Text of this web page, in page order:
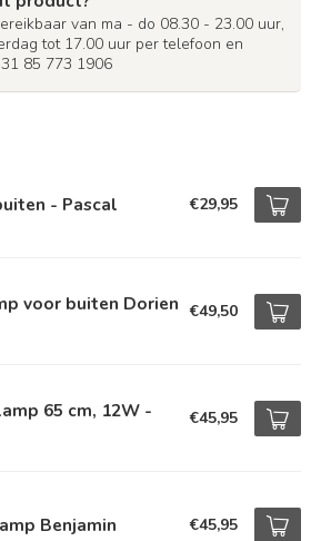
van ma - do 08.30 - 23.00 uur,
tot 17.00 uur per telefoon en
85 773 1906
- Pascal €29,95
voor buiten Dorien €49,50
65 cm, 12W - €45,95
Benjamin €45,95